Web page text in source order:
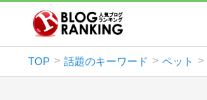
TOP 話題のキーワード ペット